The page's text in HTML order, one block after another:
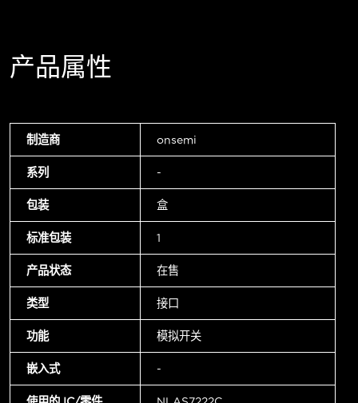
产品属性
制造商 onsemi
系列 -
包装 盒
标准包装 1
产品状态 在售
类型 接口
功能 模拟开关
嵌入式 -